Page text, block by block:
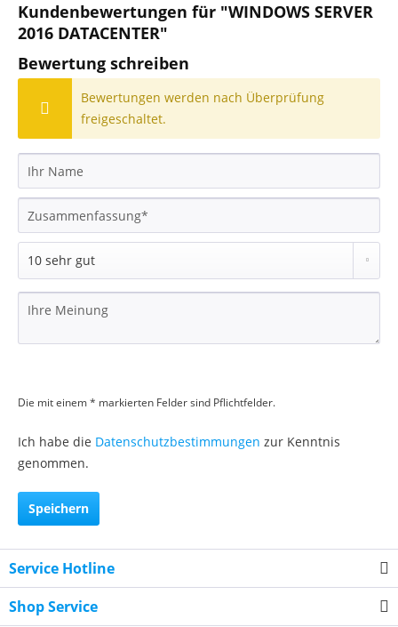
Kundenbewertungen für "WINDOWS SERVER
2016 DATACENTER"
Bewertung schreiben
Bewertungen werden nach Überprüfung
freigeschaltet.
Die mit einem * markierten Felder sind Pflichtfelder.
Ich habe die Datenschutzbestimmungen zur Kenntnis
genommen.
Speichern
Service Hotline
Shop Service